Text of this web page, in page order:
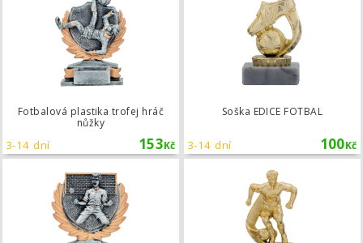
Fotbalová plastika trofej hráč
nůžky
153Kč
3-14 dní
Soška EDICE FOTBAL
100Kč
3-14 dní